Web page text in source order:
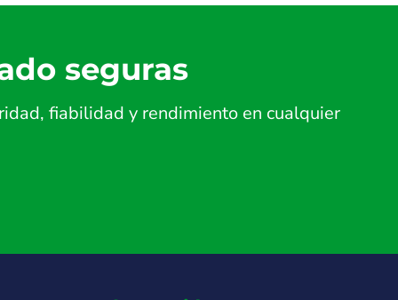
seguras
fiabilidad y rendimiento en cualquier